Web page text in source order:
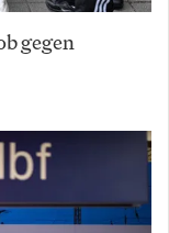
gegen